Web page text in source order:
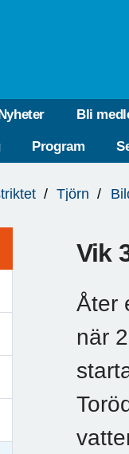
Nyheter Bli
Program
Tjörn
Vik
Åter
när